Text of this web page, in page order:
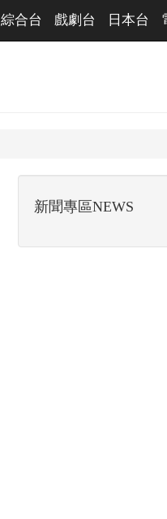
綜合台 戲劇台 日本台
新聞專區NEWS